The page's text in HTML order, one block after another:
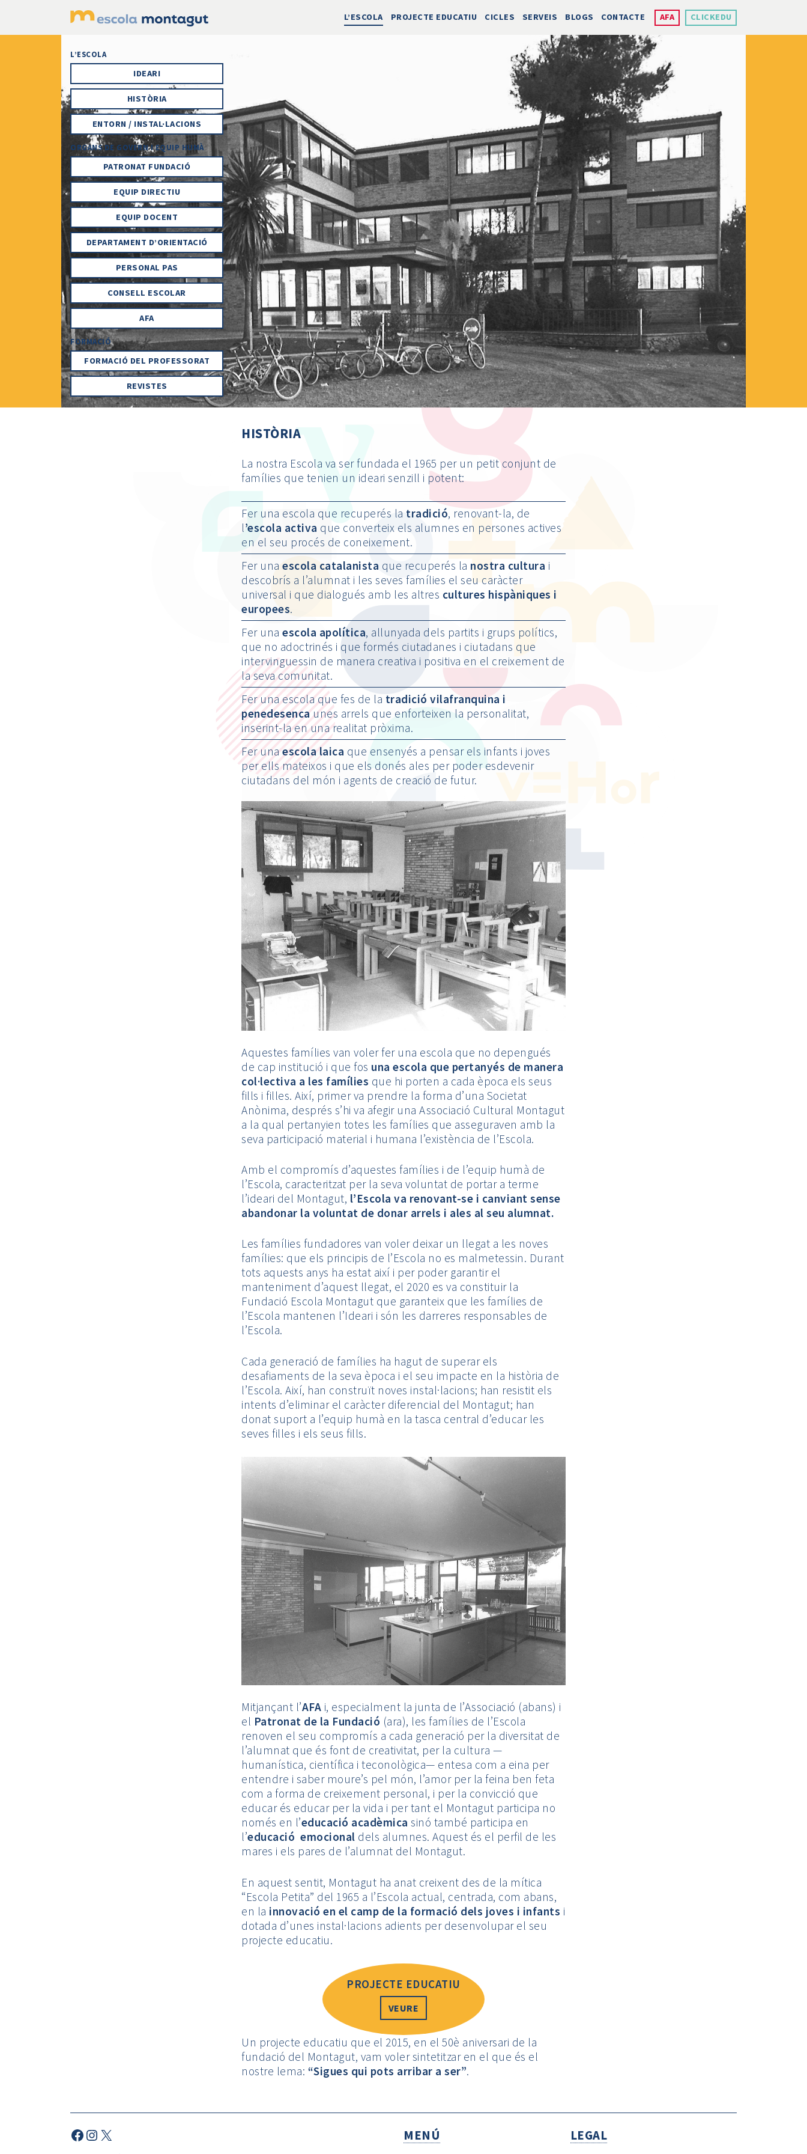
Main Navigation L’ESCOLA PROJECTE EDUCATIU CICLES SERVEIS BLOGS CONTACTE AFA CLICKEDU
L’ESCOLA
IDEARI
HISTÒRIA
ENTORN / INSTAL·LACIONS
ORGANS DE GOVERN I EQUIP HUMÀ
PATRONAT FUNDACIÓ
EQUIP DIRECTIU
EQUIP DOCENT
DEPARTAMENT D’ORIENTACIÓ
PERSONAL PAS
CONSELL ESCOLAR
AFA
FORMACIÓ
FORMACIÓ DEL PROFESSORAT
REVISTES
HISTÒRIA
La nostra Escola va ser fundada el 1965 per un petit conjunt de
famílies que tenien un ideari senzill i potent:
Fer una escola que recuperés la tradició, renovant-la, de
l’escola activa que converteix els alumnes en persones actives
en el seu procés de coneixement.
Fer una escola catalanista que recuperés la nostra cultura i
descobrís a l’alumnat i les seves famílies el seu caràcter
universal i que dialogués amb les altres cultures hispàniques i
europees.
Fer una escola apolítica, allunyada dels partits i grups polítics,
que no adoctrinés i que formés ciutadanes i ciutadans que
intervinguessin de manera creativa i positiva en el creixement de
la seva comunitat.
Fer una escola que fes de la tradició vilafranquina i
penedesencaunes arrels que enforteixen la personalitat,
inserint-la en una realitat pròxima.
Fer una escola laica que ensenyés a pensar els infants i joves
per ells mateixos i que els donés ales per poder esdevenir
ciutadans del món i agents de creació de futur.
Aquestes famílies van voler fer una escola que no depengués
de cap institució i que fos una escola que pertanyés de manera
col·lectiva a les famílies que hi porten a cada època els seus
fills i filles. Així, primer va prendre la forma d’una Societat
Anònima, després s’hi va afegir una Associació Cultural Montagut
a la qual pertanyien totes les famílies que asseguraven amb la
seva participació material i humana l’existència de l’Escola.
Amb el compromís d’aquestes famílies i de l’equip humà de
l’Escola, caracteritzat per la seva voluntat de portar a terme
l’ideari del Montagut, l’Escola va renovant-se i canviant sense
abandonar la voluntat de donar arrels i ales al seu alumnat.
Les famílies fundadores van voler deixar un llegat a les noves
famílies: que els principis de l’Escola no es malmetessin. Durant
tots aquests anys ha estat així i per poder garantir el
manteniment d’aquest llegat, el 2020 es va constituir la
Fundació Escola Montagut que garanteix que les famílies de
l’Escola mantenen l’Ideari i són les darreres responsables de
l’Escola.
Cada generació de famílies ha hagut de superar els
desafiaments de la seva època i el seu impacte en la història de
l’Escola. Així, han construït noves instal·lacions; han resistit els
intents d’eliminar el caràcter diferencial del Montagut; han
donat suport a l’equip humà en la tasca central d’educar les
seves filles i els seus fills.
Mitjançant l’AFA i, especialment la junta de l’Associació (abans) i
el Patronat de la Fundació (ara), les famílies de l’Escola
renoven el seu compromís a cada generació per la diversitat de
l’alumnat que és font de creativitat, per la cultura —
humanística, científica i teconològica— entesa com a eina per
entendre i saber moure’s pel món, l’amor per la feina ben feta
com a forma de creixement personal, i per la convicció que
educar és educar per la vida i per tant el Montagut participa no
només en l’educació acadèmica sinó també participa en
l’educació emocional dels alumnes. Aquest és el perfil de les
mares i els pares de l’alumnat del Montagut.
En aquest sentit, Montagut ha anat creixent des de la mítica
“Escola Petita” del 1965 a l’Escola actual, centrada, com abans,
en la innovació en el camp de la formació dels joves i infants i
dotada d’unes instal·lacions adients per desenvolupar el seu
projecte educatiu.
PROJECTE EDUCATIU
VEURE
Un projecte educatiu que el 2015, en el 50è aniversari de la
fundació del Montagut, vam voler sintetitzar en el que és el
nostre lema: “Sigues qui pots arribar a ser”.
Facebook
Instagram
X MENÚ LEGAL